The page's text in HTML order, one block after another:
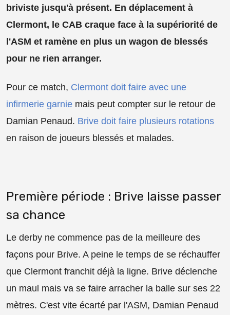
briviste jusqu'à présent. En déplacement à
Clermont, le CAB craque face à la supériorité de
l'ASM et ramène en plus un wagon de blessés
pour ne rien arranger.
Pour ce match, Clermont doit faire avec une
infirmerie garnie mais peut compter sur le retour de
Damian Penaud. Brive doit faire plusieurs rotations
en raison de joueurs blessés et malades.
Première période : Brive laisse passer
sa chance
Le derby ne commence pas de la meilleure des
façons pour Brive. A peine le temps de se réchauffer
que Clermont franchit déjà la ligne. Brive déclenche
un maul mais va se faire arracher la balle sur ses 22
mètres. C'est vite écarté par l'ASM, Damian Penaud